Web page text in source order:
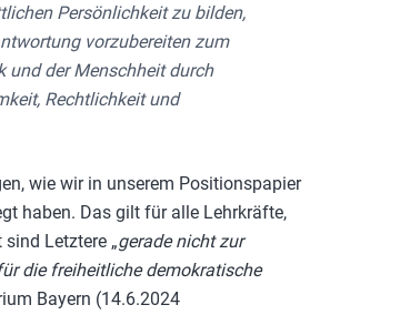
Persönlichkeit zu bilden,
vorzubereiten zum
und der Menschheit durch
Rechtlichkeit und
wie wir in unserem Positionspapier
haben. Das gilt für alle Lehrkräfte,
Letztere „gerade nicht zur
die freiheitliche demokratische
Bayern (14.6.2024